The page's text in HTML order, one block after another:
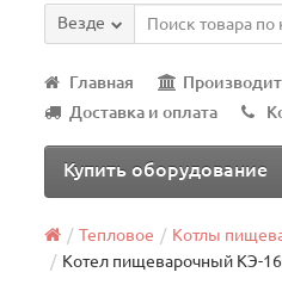
Везде
Главная
Доставка и оплата
Купить оборудование
Тепловое Котлы
Котел пищеварочный КЭ-